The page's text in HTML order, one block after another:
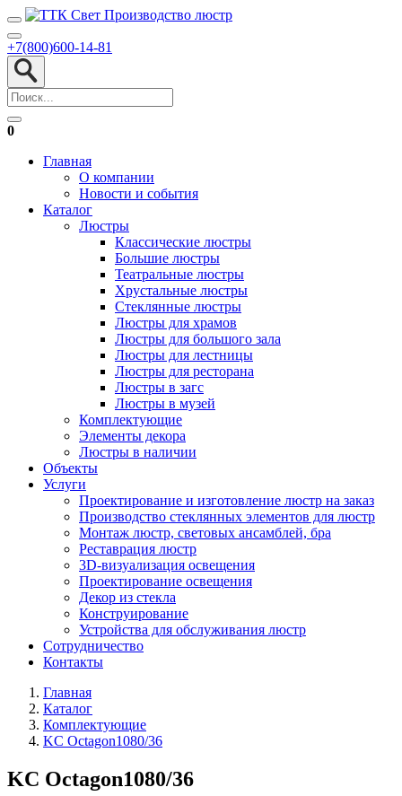
+7(800)600-14-81
0
Главная
О компании
Новости и события
Каталог
Люстры
Классические люстры
Большие люстры
Театральные люстры
Хрустальные люстры
Стеклянные люстры
Люстры для храмов
Люстры для большого зала
Люстры для лестницы
Люстры для ресторана
Люстры в загс
Люстры в музей
Комплектующие
Элементы декора
Люстры в наличии
Объекты
Услуги
Проектирование и изготовление люстр на заказ
Производство стеклянных элементов для люстр
Монтаж люстр, световых ансамблей, бра
Реставрация люстр
3D-визуализация освещения
Проектирование освещения
Декор из стекла
Конструирование
Устройства для обслуживания люстр
Сотрудничество
Контакты
Главная
Каталог
Комплектующие
KC Octagon1080/36
KC Octagon1080/36